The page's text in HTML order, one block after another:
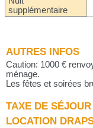
supplémentaire
AUTRES INFOS
Caution: 1000 €
ménage.
Les fêtes et soirées
TAXE DE SÉJOUR
LOCATION